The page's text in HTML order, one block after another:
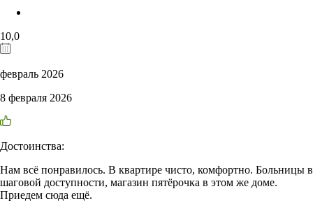
10,0
февраль 2026
8 февраля 2026
Достоинства:
Нам всё понравилось. В квартире чисто, комфортно. Больницы в
шаговой доступности, магазин пятёрочка в этом же доме.
Приедем сюда ещё.